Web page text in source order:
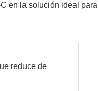
en la solución ideal
reduce de